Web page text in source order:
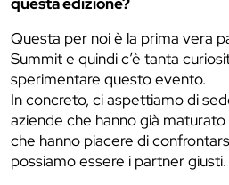
Questa per noi è la prima vera
Summit e quindi c’è tanta
sperimentare questo evento.
In concreto, ci aspettiamo di
aziende che hanno già maturato
che hanno piacere di
possiamo essere i partner giusti.